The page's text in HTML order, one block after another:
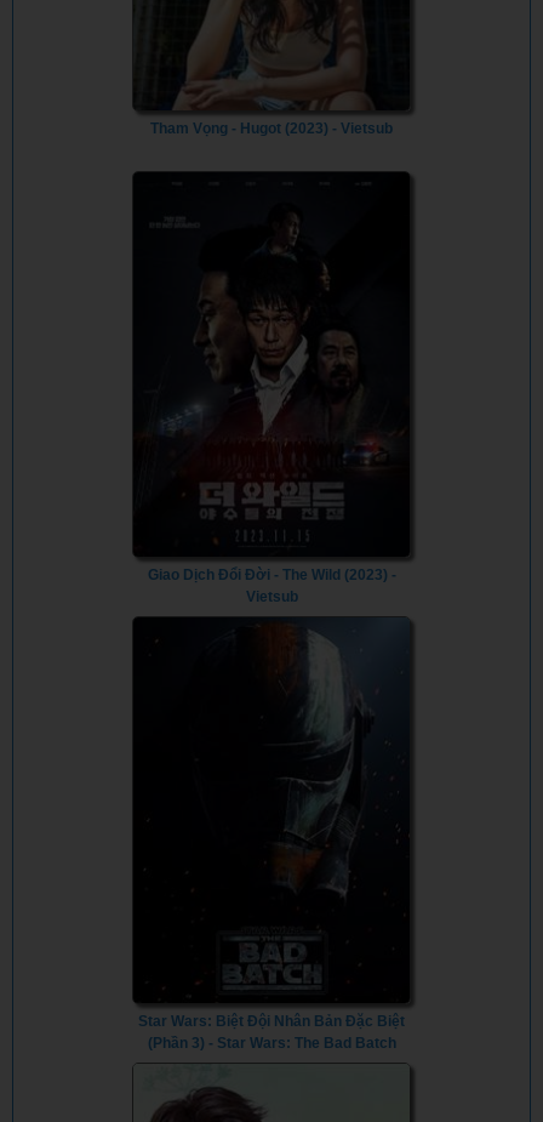
Tham Vọng - Hugot (2023) - Vietsub
Giao Dịch Đổi Đời - The Wild (2023) -
Vietsub
Star Wars: Biệt Đội Nhân Bản Đặc Biệt
(Phần 3) - Star Wars: The Bad Batch
(Season 3) (2024) - Vietsub